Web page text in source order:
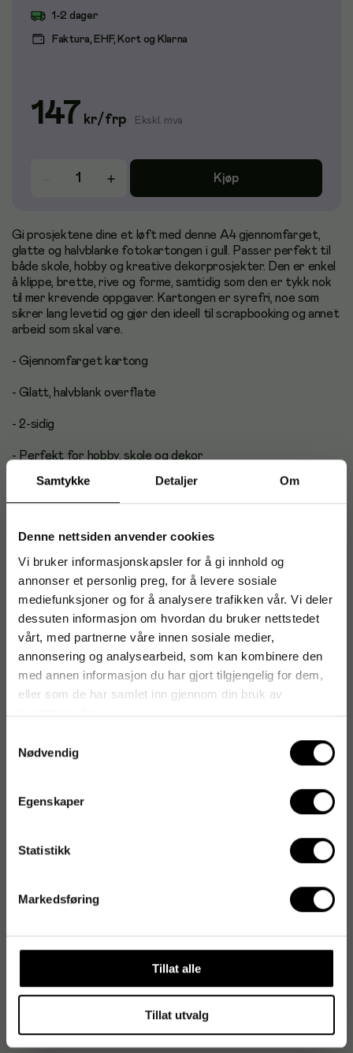
Samtykke Detaljer Om
Denne nettsiden anvender cookies
Vi bruker informasjonskapsler for å gi innhold og
annonser et personlig preg, for å levere sosiale
mediefunksjoner og for å analysere trafikken vår. Vi deler
dessuten informasjon om hvordan du bruker nettstedet
vårt, med partnerne våre innen sosiale medier,
annonsering og analysearbeid, som kan kombinere den
med annen informasjon du har gjort tilgjengelig for dem,
eller som de har samlet inn gjennom din bruk av
tjenestene deres.
Nødvendig
Egenskaper
Statistikk
Markedsføring
Tillat alle
Tillat utvalg
1-2 dager
Faktura, EHF, Kort og Klarna
147 kr/frp Ekskl. mva
Kjøp
Gi prosjektene dine et løft med denne A4 gjennomfarget,
glatte og halvblanke fotokartongen i gull. Passer perfekt til
både skole, hobby og kreative dekorprosjekter. Den er enkel
å klippe, brette, rive og forme, samtidig som den er tykk nok
til mer krevende oppgaver. Kartongen er syrefri, noe som
sikrer lang levetid og gjør den ideell til scrapbooking og annet
arbeid som skal vare.
- Gjennomfarget kartong
- Glatt, halvblank overflate
- 2-sidig
- Perfekt for hobby, skole og dekor
- Lett å klippe, rive og forme
- Format: A4
- Antall: 10 stk
- Farge: Gull
Antal i förpackning: 10
Artikkelnummer
Vekt per kvadratmeter 270 g/m²